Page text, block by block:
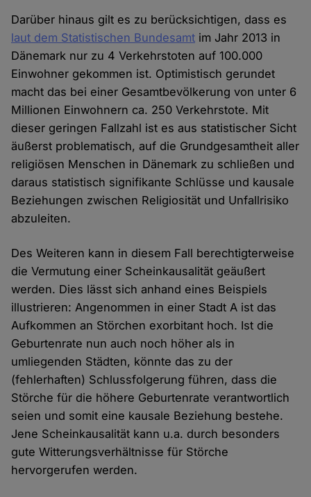
Darüber hinaus gilt es zu berücksichtigen, dass es
laut dem Statistischen Bundesamt im Jahr 2013 in
Dänemark nur zu 4 Verkehrstoten auf 100.000
Einwohner gekommen ist. Optimistisch gerundet
macht das bei einer Gesamtbevölkerung von unter 6
Millionen Einwohnern ca. 250 Verkehrstote. Mit
dieser geringen Fallzahl ist es aus statistischer Sicht
äußerst problematisch, auf die Grundgesamtheit aller
religiösen Menschen in Dänemark zu schließen und
daraus statistisch signifikante Schlüsse und kausale
Beziehungen zwischen Religiosität und Unfallrisiko
abzuleiten.
Des Weiteren kann in diesem Fall berechtigterweise
die Vermutung einer Scheinkausalität geäußert
werden. Dies lässt sich anhand eines Beispiels
illustrieren: Angenommen in einer Stadt A ist das
Aufkommen an Störchen exorbitant hoch. Ist die
Geburtenrate nun auch noch höher als in
umliegenden Städten, könnte das zu der
(fehlerhaften) Schlussfolgerung führen, dass die
Störche für die höhere Geburtenrate verantwortlich
seien und somit eine kausale Beziehung bestehe.
Jene Scheinkausalität kann u.a. durch besonders
gute Witterungsverhältnisse für Störche
hervorgerufen werden.